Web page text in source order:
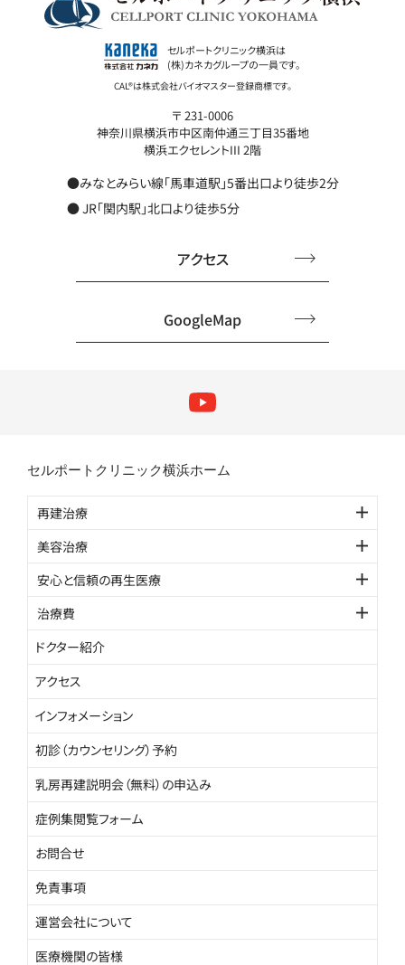
セルポートクリニック横浜は
(株)カネカグループの一員です。
〒 231-0006
神奈川県横浜市中区南仲通三丁目35番地
横浜エクセレントIII 2階
●みなとみらい線「馬車道駅」5番出口より徒歩2分
● JR「関内駅」北口より徒歩5分
アクセス
GoogleMap
セルポートクリニック横浜ホーム
再建治療
美容治療
安心と信頼の再生医療
治療費
ドクター紹介
アクセス
インフォメーション
初診（カウンセリング）予約
乳房再建説明会（無料）の申込み
症例集閲覧フォーム
お問合せ
免責事項
運営会社について
医療機関の皆様